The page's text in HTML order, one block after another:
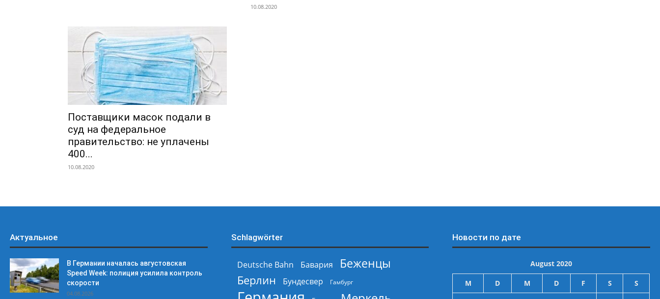
10.08.2020
Поставщики масок подали в
суд на федеральное
правительство: не уплачены
400...
10.08.2020
Актуальное
В Германии началась августовская
Speed Week: полиция усилила контроль
скорости
04.08.2026
Schlagwörter
Deutsche Bahn Бавария
Беженцы
Берлин
Бундесвер Гамбург
Новости по дате
August 2020
M D M D F S S